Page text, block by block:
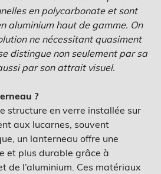
en polycarbonate et sont
aluminium haut de gamme. On
ne nécessitant quasiment
distingue non seulement par sa
par son attrait visuel.
?
structure en verre installée sur
aux lucarnes, souvent
un lanterneau offre une
et plus durable grâce à
de l’aluminium. Ces matériaux